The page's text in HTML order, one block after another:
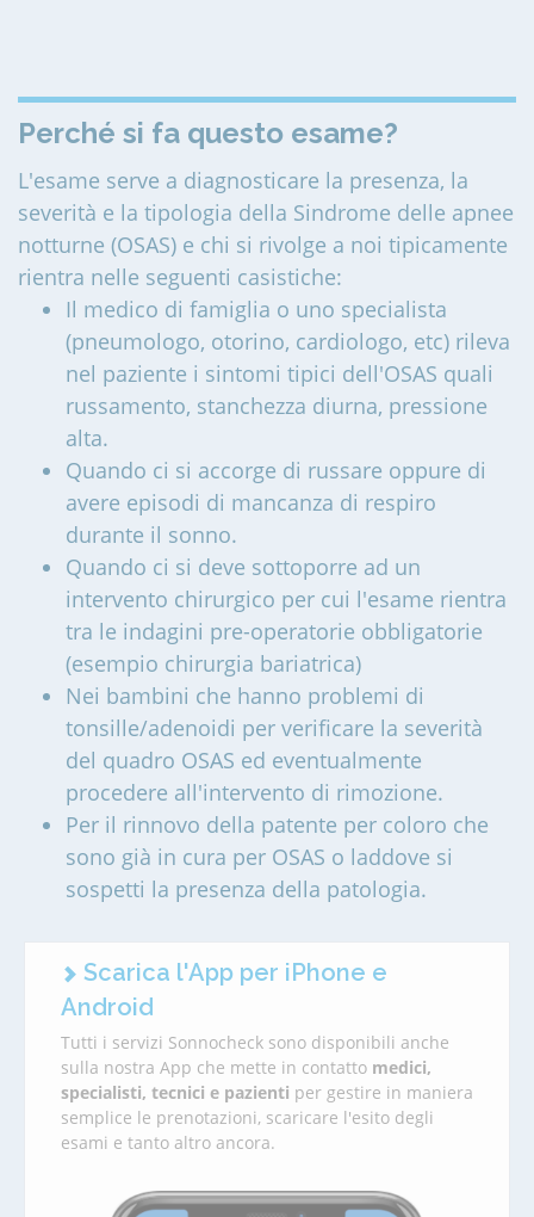
Perché si fa questo esame?
L'esame serve a diagnosticare la presenza, la
severità e la tipologia della Sindrome delle apnee
notturne (OSAS) e chi si rivolge a noi tipicamente
rientra nelle seguenti casistiche:
Il medico di famiglia o uno specialista
(pneumologo, otorino, cardiologo, etc) rileva
nel paziente i sintomi tipici dell'OSAS quali
russamento, stanchezza diurna, pressione
alta.
Quando ci si accorge di russare oppure di
avere episodi di mancanza di respiro
durante il sonno.
Quando ci si deve sottoporre ad un
intervento chirurgico per cui l'esame rientra
tra le indagini pre-operatorie obbligatorie
(esempio chirurgia bariatrica)
Nei bambini che hanno problemi di
tonsille/adenoidi per verificare la severità
del quadro OSAS ed eventualmente
procedere all'intervento di rimozione.
Per il rinnovo della patente per coloro che
sono già in cura per OSAS o laddove si
sospetti la presenza della patologia.
Scarica l'App per iPhone e
Android
Tutti i servizi Sonnocheck sono disponibili anche
sulla nostra App che mette in contatto medici,
specialisti, tecnici e pazienti per gestire in maniera
semplice le prenotazioni, scaricare l'esito degli
esami e tanto altro ancora.